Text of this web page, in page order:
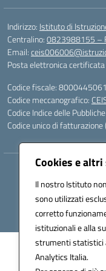
Cookies e
Il nostro Istituto
sono utilizzati
corretto
istituzionali e alla
strumenti statistici
Analytics Italia.
Indirizzo: Istituto di
Centralino:0823988155 –
Email:
Posta elettronica certificata
Codice fiscale:
Codice meccanografico:
Codice Indice delle
Codice unico di fatturazione
Hosting &
Concept